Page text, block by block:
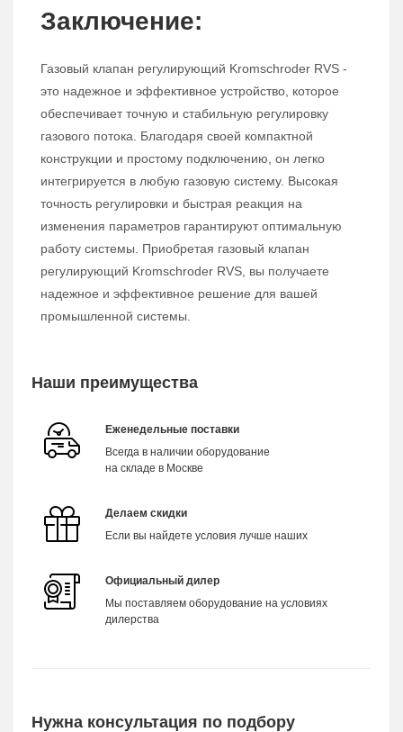
Заключение:
Газовый клапан регулирующий Kromschroder RVS -
это надежное и эффективное устройство, которое
обеспечивает точную и стабильную регулировку
газового потока. Благодаря своей компактной
конструкции и простому подключению, он легко
интегрируется в любую газовую систему. Высокая
точность регулировки и быстрая реакция на
изменения параметров гарантируют оптимальную
работу системы. Приобретая газовый клапан
регулирующий Kromschroder RVS, вы получаете
надежное и эффективное решение для вашей
промышленной системы.
Наши преимущества
Еженедельные поставки
Всегда в наличии оборудование
на складе в Москве
Делаем скидки
Если вы найдете условия лучше наших
Официальный дилер
Мы поставляем оборудование на условиях
дилерства
Нужна консультация по подбору